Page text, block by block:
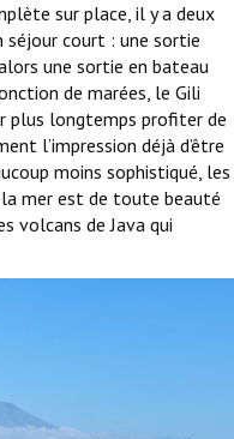
sur place, il y a deux
court : une sortie
une sortie en bateau
de marées, le Gili
plus longtemps profiter de
l’impression déjà d’être
moins sophistiqué, les
mer est de toute beauté
volcans de Java qui